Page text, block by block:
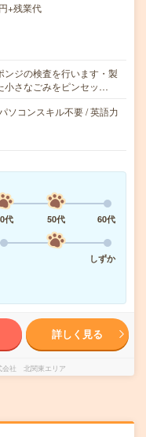
+残業代
ンジの検査を行います・製
小さなごみをピンセッ…
ソコンスキル不要 / 英語力
代 50代
60代
しずか
詳しく見る
会社 北関東エリア